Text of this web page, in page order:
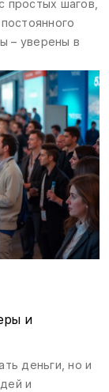
простых шагов,
– уверены в
и
деньги, но и
и